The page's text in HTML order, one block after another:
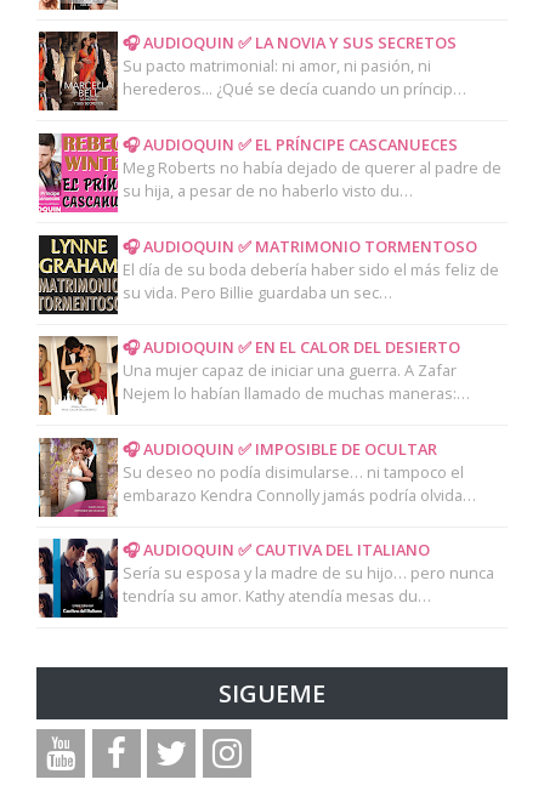
🎧 AUDIOQUIN ✅ LA NOVIA Y SUS SECRETOS
Su pacto matrimonial: ni amor, ni pasión, ni
herederos... ¿Qué se decía cuando un príncip…
🎧 AUDIOQUIN ✅ EL PRÍNCIPE CASCANUECES
Meg Roberts no había dejado de querer al padre de
su hija, a pesar de no haberlo visto du…
🎧 AUDIOQUIN ✅ MATRIMONIO TORMENTOSO
El día de su boda debería haber sido el más feliz de
su vida. Pero Billie guardaba un sec…
🎧 AUDIOQUIN ✅ EN EL CALOR DEL DESIERTO
Una mujer capaz de iniciar una guerra. A Zafar
Nejem lo habían llamado de muchas maneras:…
🎧 AUDIOQUIN ✅ IMPOSIBLE DE OCULTAR
Su deseo no podía disimularse… ni tampoco el
embarazo Kendra Connolly jamás podría olvida…
🎧 AUDIOQUIN ✅ CAUTIVA DEL ITALIANO
Sería su esposa y la madre de su hijo… pero nunca
tendría su amor. Kathy atendía mesas du…
SIGUEME